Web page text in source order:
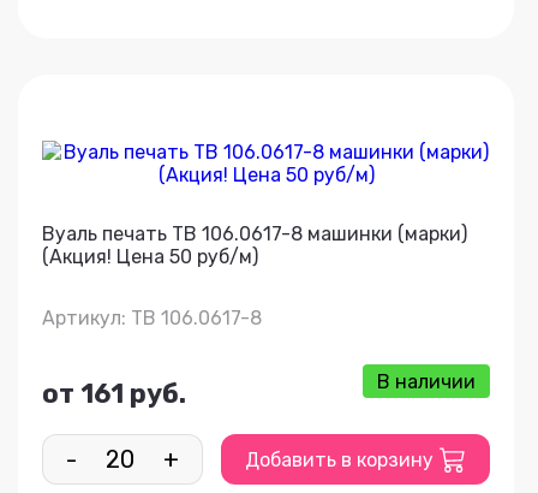
Вуаль печать ТВ 106.0617-8 машинки (марки)
(Акция! Цена 50 руб/м)
Артикул: ТВ 106.0617-8
от 161 руб. В наличии
- + Добавить в корзину